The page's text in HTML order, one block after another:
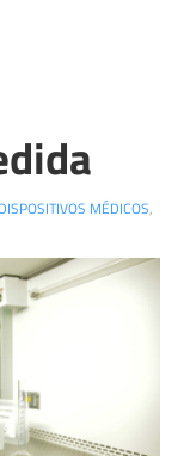
DISPOSITIVOS MÉDICOS,